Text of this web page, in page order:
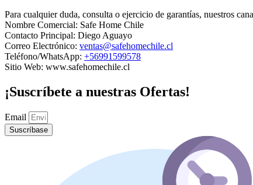
Para cualquier duda, consulta o ejercicio de garantías, nuestros
Nombre Comercial: Safe Home Chile
Contacto Principal: Diego Aguayo
Correo Electrónico: ventas@safehomechile.cl
Teléfono/WhatsApp: +56991599578
Sitio Web: www.safehomechile.cl
¡Suscríbete a nuestras Ofertas!
Email
Suscríbase